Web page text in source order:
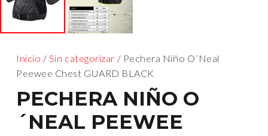
Inicio / Sin categorizar / Pechera Niño O´Neal
Peewee Chest GUARD BLACK
PECHERA NIÑO O
´NEAL PEEWEE